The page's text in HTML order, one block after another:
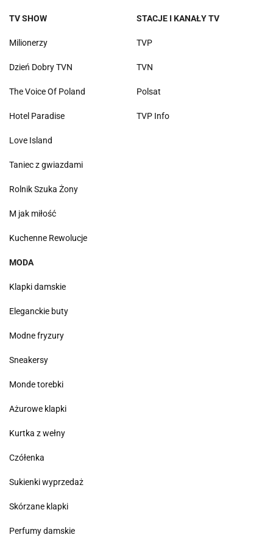
TV SHOW
Milionerzy
Dzień Dobry TVN
The Voice Of Poland
Hotel Paradise
Love Island
Taniec z gwiazdami
Rolnik Szuka Żony
M jak miłość
Kuchenne Rewolucje
STACJE I KANAŁY TV
TVP
TVN
Polsat
TVP Info
MODA
Klapki damskie
Eleganckie buty
Modne fryzury
Sneakersy
Monde torebki
Ażurowe klapki
Kurtka z wełny
Czółenka
Sukienki wyprzedaż
Skórzane klapki
Perfumy damskie